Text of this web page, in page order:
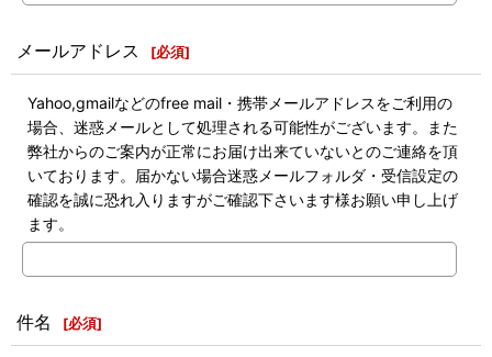
メールアドレス [必須]
Yahoo,gmailなどのfree mail・携帯メールアドレスをご利用の
場合、迷惑メールとして処理される可能性がございます。また
弊社からのご案内が正常にお届け出来ていないとのご連絡を頂
いております。届かない場合迷惑メールフォルダ・受信設定の
確認を誠に恐れ入りますがご確認下さいます様お願い申し上げ
ます。
件名 [必須]